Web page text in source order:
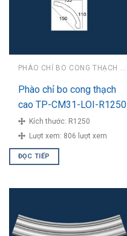
PHÀO CHỈ BO CONG THẠCH CAO
Phào chỉ bo cong thạch
cao TP-CM31-LOI-R1250
Kích thước: R1250
Lượt xem: 806 lượt xem
ĐỌC TIẾP